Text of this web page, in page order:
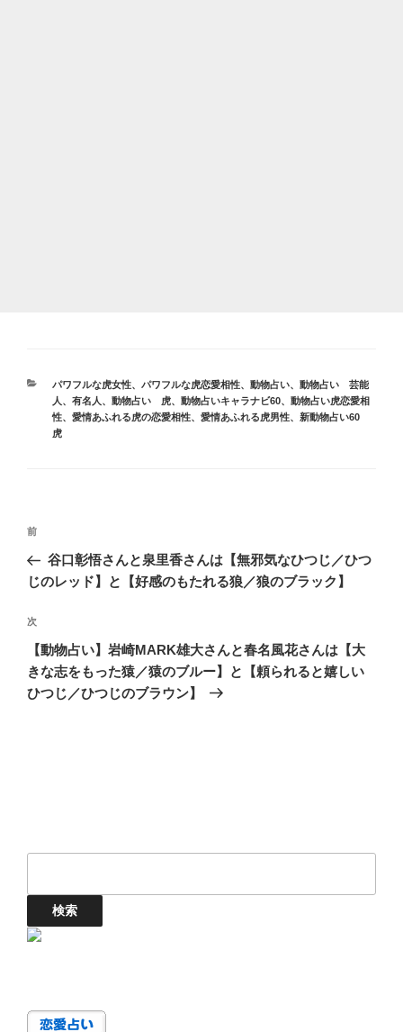
カ
テ
ゴ
リ
パワフルな虎女性、 パワフルな虎恋愛相性、 動物占い、 動物占い 芸能
人、有名人 、 動物占い 虎、 動物占いキャラナビ60、 動物占い虎恋愛相
性、 愛情あふれる虎の恋愛相性、 愛情あふれる虎男性、 新動物占い60
虎
投
ナ
ゲ
ー
シ
ョ
前
の
投
前
谷口彰悟さんと泉里香さんは【無邪気なひつじ／ひつ
じのレッド】と【好感のもたれる狼／狼のブラック】
次
の
投
稿
次
【動物占い】岩崎MARK雄大さんと春名風花さんは【大
きな志をもった猿／猿のブルー】と【頼られると嬉しい
ひつじ／ひつじのブラウン】